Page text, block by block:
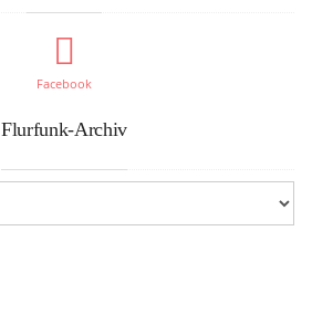
Facebook
Flurfunk-Archiv